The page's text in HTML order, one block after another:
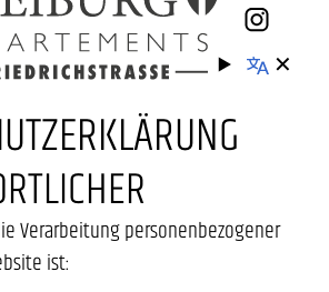
✕
Verarbeitung personenbezogener
ist: